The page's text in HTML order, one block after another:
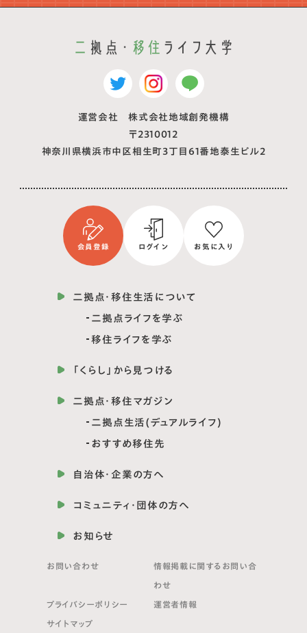
運営会社 株式会社地域創発機構
〒2310012
神奈川県横浜市中区相生町3丁目61番地泰生ビル2
会員登録 ログイン お気に入り
二拠点・移住生活について
二拠点ライフを学ぶ
移住ライフを学ぶ
「くらし」から見つける
二拠点・移住マガジン
二拠点生活(デュアルライフ)
おすすめ移住先
自治体・企業の方へ
コミュニティ・団体の方へ
お知らせ
お問い合わせ 情報掲載に関する お問い合
わせ
プライバシーポリシー 運営者情報
サイトマップ